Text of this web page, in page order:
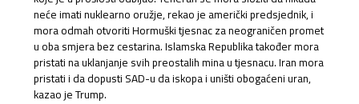
neće imati nuklearno oružje, rekao je američki predsjednik, i
mora odmah otvoriti Hormuški tjesnac za neograničen promet
u oba smjera bez cestarina. Islamska Republika također mora
pristati na uklanjanje svih preostalih mina u tjesnacu. Iran mora
pristati i da dopusti SAD-u da iskopa i uništi obogaćeni uran,
kazao je Trump.